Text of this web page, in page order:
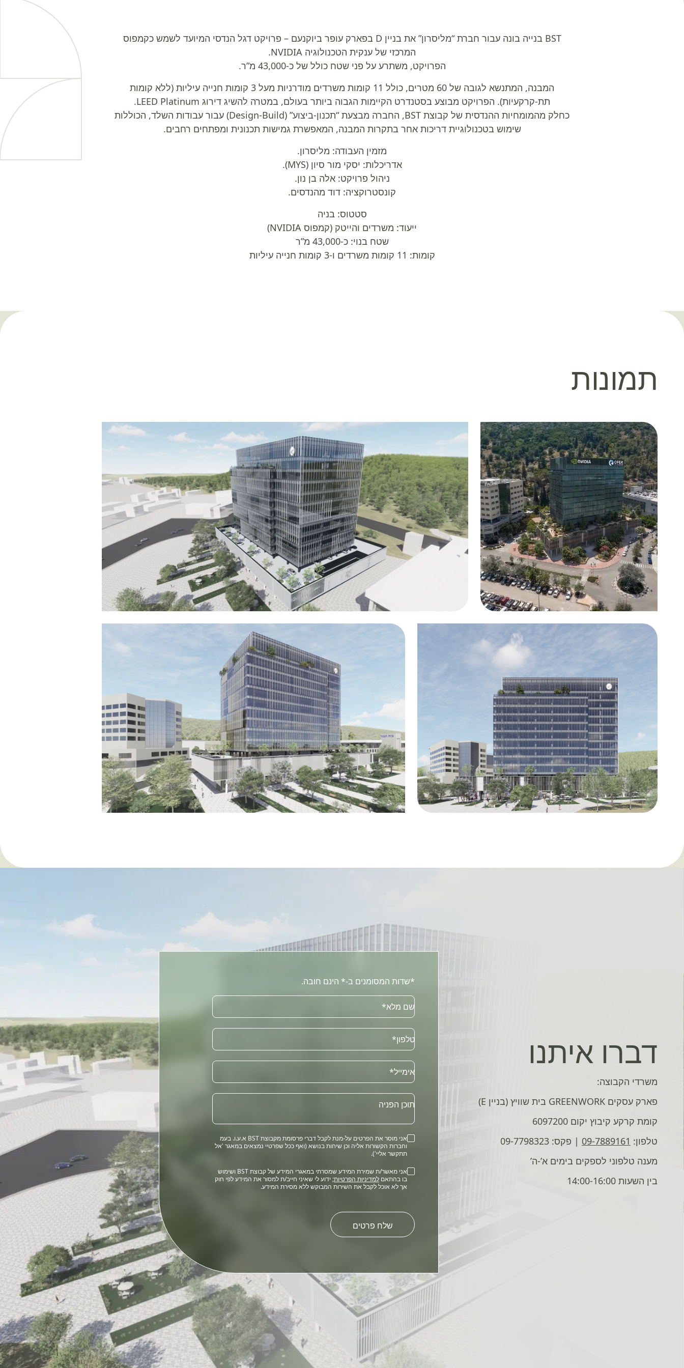
BST בנייה בונה עבור חברת “מליסרון” את בניין D בפארק עופר ביוקנעם – פרויקט דגל הנדסי המיועד לשמש כקמפוס
המרכזי של ענקית הטכנולוגיה NVIDIA.
הפרויקט, משתרע על פני שטח כולל של כ-43,000 מ”ר.
המבנה, המתנשא לגובה של 60 מטרים, כולל 11 קומות משרדים מודרניות מעל 3 קומות חנייה עיליות (ללא קומות
תת-קרקעיות). הפרויקט מבוצע בסטנדרט הקיימות הגבוה ביותר בעולם, במטרה להשיג דירוג LEED Platinum.
כחלק מהמומחיות ההנדסית של קבוצת BST, החברה מבצעת “תכנון-ביצוע” (Design-Build) עבור עבודות השלד, הכוללות
שימוש בטכנולוגיית דריכות אחר בתקרות המבנה, המאפשרת גמישות תכנונית ומפתחים רחבים.
מזמין העבודה: מליסרון.
אדריכלות: יסקי מור סיון (MYS).
ניהול פרויקט: אלה בן נון.
קונסטרוקציה: דוד מהנדסים.
סטטוס: בניה
ייעוד: משרדים והייטק (קמפוס NVIDIA)
שטח בנוי: כ-43,000 מ”ר
קומות: 11 קומות משרדים ו-3 קומות חנייה עיליות
תמונות
דברו איתנו
משרדי הקבוצה:
פארק עסקים GREENWORK בית שוויץ (בניין E)
קומת קרקע קיבוץ יקום 6097200
טלפון: 09-7889161 | פקס: 09-7798323
מענה טלפוני לספקים בימים א’-ה’
בין השעות 14:00-16:00
*שדות המסומנים ב-* הינם חובה.
שם מלא*
טלפון*
Email
אימייל*
תוכן הפניה
אני מוסר את הפרטים על-מנת לקבל דברי פרסומת מקבוצת BST א.ע.ו. בעמ
וחברות הקשורות אליה וכן שיחות בנושא (ואף ככל שפרטיי נמצאים במאגר 'אל
תתקשר אליי').
אני מאשר/ת שמירת המידע שמסרתי במאגרי המידע של קבוצת BST ושימוש
בו בהתאם למדיניות הפרטיות; ידוע לי שאיני חייב/ת למסור את המידע לפי חוק
אך לא אוכל לקבל את השירות המבוקש ללא מסירת המידע.
leave
this
field
empty.